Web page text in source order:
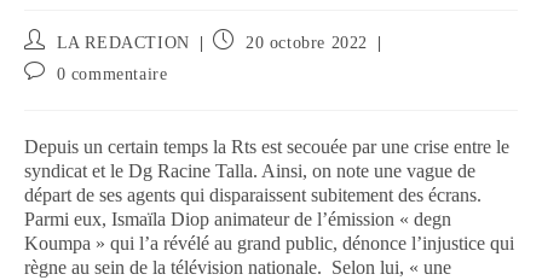
LA REDACTION
20 octobre 2022
0 commentaire
Depuis un certain temps la Rts est secouée par une crise entre le
syndicat et le Dg Racine Talla. Ainsi, on note une vague de
départ de ses agents qui disparaissent subitement des écrans.
Parmi eux, Ismaïla Diop animateur de l’émission « degn
Koumpa » qui l’a révélé au grand public, dénonce l’injustice qui
règne au sein de la télévision nationale. Selon lui, « une